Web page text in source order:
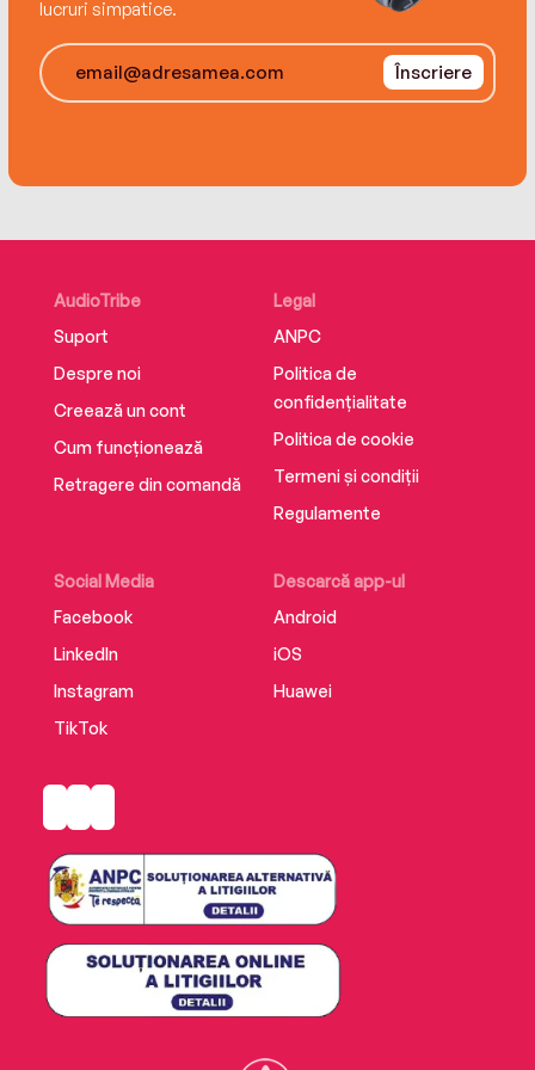
lucruri simpatice.
Înscriere
AudioTribe
Suport
Despre noi
Creează un cont
Cum funcționează
Retragere din comandă
Social Media
Facebook
LinkedIn
Instagram
TikTok
Descarcă app-ul
Android
iOS
Huawei
Legal
ANPC
Politica de
confidențialitate
Politica de cookie
Termeni și condiții
Regulamente